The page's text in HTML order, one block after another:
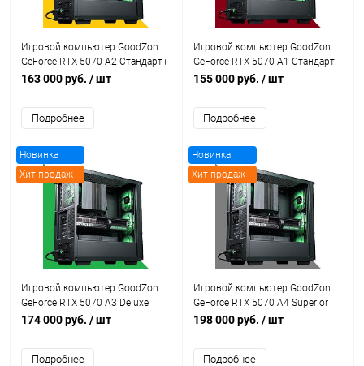
Игровой компьютер GoodZon
GeForce RTX 5070 A2 Стандарт+
163 000 руб. / шт
Подробнее
Игровой компьютер GoodZon
GeForce RTX 5070 A1 Стандарт
155 000 руб. / шт
Подробнее
Новинка
Хит продаж
Рекомендуем
Игровой компьютер GoodZon
GeForce RTX 5070 A3 Deluxe
174 000 руб. / шт
Подробнее
Новинка
Хит продаж
Рекомендуем
Игровой компьютер GoodZon
GeForce RTX 5070 A4 Superior
198 000 руб. / шт
Подробнее